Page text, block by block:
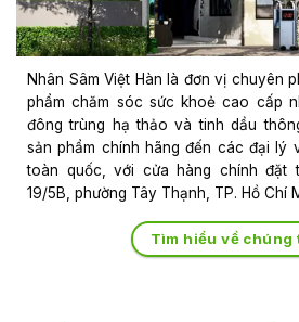
Nhân Sâm Việt Hàn là đơn vị chuyên
phẩm chăm sóc sức khoẻ cao cấp
đông trùng hạ thảo và tinh dầu
sản phẩm chính hãng đến các đại lý
toàn quốc, với cửa hàng chính đặt
19/5B, phường Tây Thạnh, TP. Hồ Chí
Tìm hiểu về chúng